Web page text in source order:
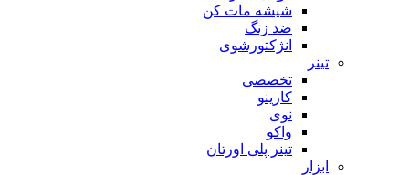
شیشه مات کن
ضد زنگ
انژکتورشوی
تینر
تخصصی
کارینو
نوی
واکو
تینر پلی اورتان
ابزار